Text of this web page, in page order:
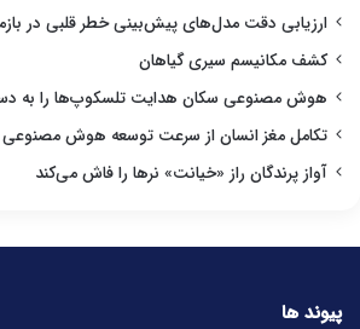
ارزیابی دقت مدل‌های پیش‌بینی خطر قلبی در
کشف مکانیسم سیری گیاهان
هوش مصنوعی سکان هدایت تلسکوپ‌ها را به
تکامل مغز انسان از سرعت توسعه هوش
آواز پرندگان راز «خیانت» نرها را فاش می‌کند
پیوند ها